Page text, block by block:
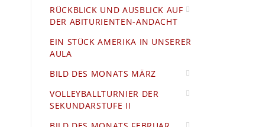
RÜCKBLICK UND AUSBLICK AUF
DER ABITURIENTEN-ANDACHT
EIN STÜCK AMERIKA IN UNSERER
AULA
BILD DES MONATS MÄRZ
VOLLEYBALLTURNIER DER
SEKUNDARSTUFE II